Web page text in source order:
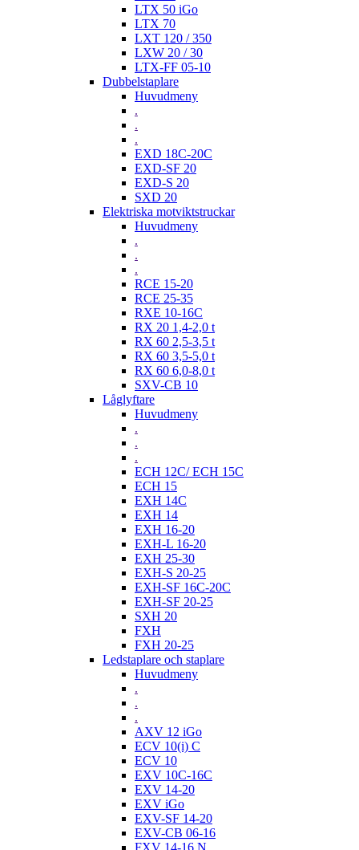
LTX 50 iGo
LTX 70
LXT 120 / 350
LXW 20 / 30
LTX-FF 05-10
Dubbelstaplare
Huvudmeny
.
.
.
EXD 18C-20C
EXD-SF 20
EXD-S 20
SXD 20
Elektriska motviktstruckar
Huvudmeny
.
.
.
RCE 15-20
RCE 25-35
RXE 10-16C
RX 20 1,4-2,0 t
RX 60 2,5-3,5 t
RX 60 3,5-5,0 t
RX 60 6,0-8,0 t
SXV-CB 10
Låglyftare
Huvudmeny
.
.
.
ECH 12C/ ECH 15C
ECH 15
EXH 14C
EXH 14
EXH 16-20
EXH-L 16-20
EXH 25-30
EXH-S 20-25
EXH-SF 16C-20C
EXH-SF 20-25
SXH 20
FXH
FXH 20-25
Ledstaplare och staplare
Huvudmeny
.
.
.
AXV 12 iGo
ECV 10(i) C
ECV 10
EXV 10C-16C
EXV 14-20
EXV iGo
EXV-SF 14-20
EXV-CB 06-16
FXV 14-16 N